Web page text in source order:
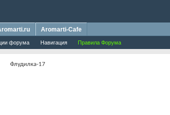
форума Навигация Правила Форума
Aromarti-Cafe
Флудилка-17